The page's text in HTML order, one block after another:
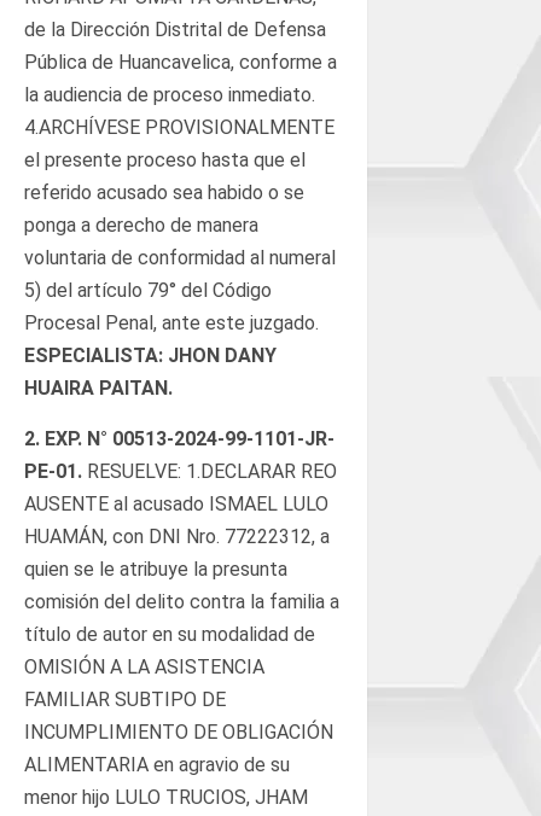
de la Dirección Distrital de Defensa
Pública de Huancavelica, conforme a
la audiencia de proceso inmediato.
4.ARCHÍVESE PROVISIONALMENTE
el presente proceso hasta que el
referido acusado sea habido o se
ponga a derecho de manera
voluntaria de conformidad al numeral
5) del artículo 79° del Código
Procesal Penal, ante este juzgado.
ESPECIALISTA: JHON DANY
HUAIRA PAITAN.
2. EXP. N° 00513-2024-99-1101-JR-
PE-01. RESUELVE: 1.DECLARAR REO
AUSENTE al acusado ISMAEL LULO
HUAMÁN, con DNI Nro. 77222312, a
quien se le atribuye la presunta
comisión del delito contra la familia a
título de autor en su modalidad de
OMISIÓN A LA ASISTENCIA
FAMILIAR SUBTIPO DE
INCUMPLIMIENTO DE OBLIGACIÓN
ALIMENTARIA en agravio de su
menor hijo LULO TRUCIOS, JHAM